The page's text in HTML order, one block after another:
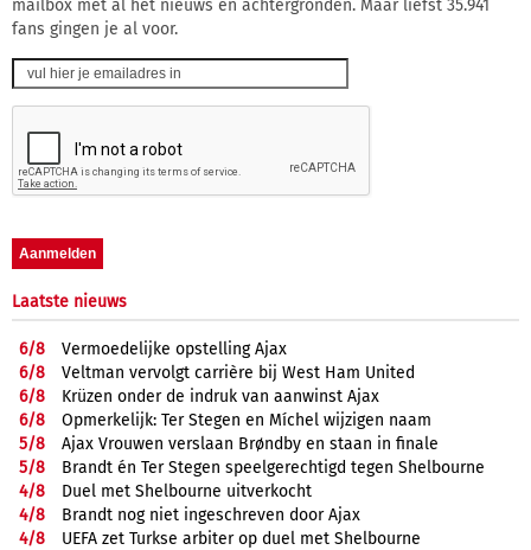
mailbox met al het nieuws en achtergronden. Maar liefst 35.941
fans gingen je al voor.
Laatste nieuws
6/8
Vermoedelijke opstelling Ajax
6/8
Veltman vervolgt carrière bij West Ham United
6/8
Krüzen onder de indruk van aanwinst Ajax
6/8
Opmerkelijk: Ter Stegen en Míchel wijzigen naam
5/8
Ajax Vrouwen verslaan Brøndby en staan in finale
5/8
Brandt én Ter Stegen speelgerechtigd tegen Shelbourne
4/8
Duel met Shelbourne uitverkocht
4/8
Brandt nog niet ingeschreven door Ajax
4/8
UEFA zet Turkse arbiter op duel met Shelbourne